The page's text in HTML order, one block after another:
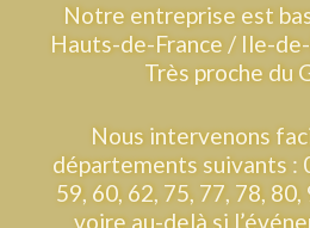
Notre entreprise est
Hauts-de-France / Ile-
Très proche du
Nous intervenons
départements suivants :
59, 60, 62, 75, 77, 78,
voire au-delà si